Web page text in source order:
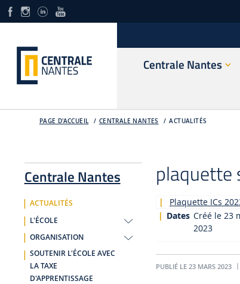
Centrale Nantes
PAGE D'ACCUEIL CENTRALE NANTES ACTUALITÉS
Centrale Nantes
ACTUALITÉS
L'ÉCOLE
ORGANISATION
SOUTENIR L'ÉCOLE AVEC
LA TAXE
D'APPRENTISSAGE
plaquette
Plaquette ICs
Dates Créé le 23
2023
PUBLIÉ LE 23 MARS 2023